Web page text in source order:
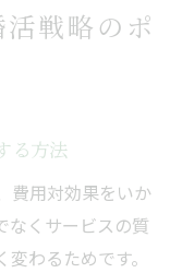
戦略のポ
る方法
費用対効果をいか
なくサービスの質
わるためです。